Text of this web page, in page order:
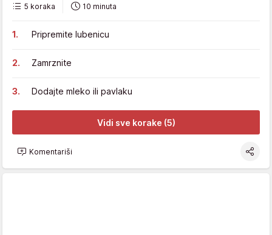
5 koraka 10 minuta
Pripremite lubenicu
Zamrznite
Dodajte mleko ili pavlaku
Vidi sve korake (5)
Komentariši